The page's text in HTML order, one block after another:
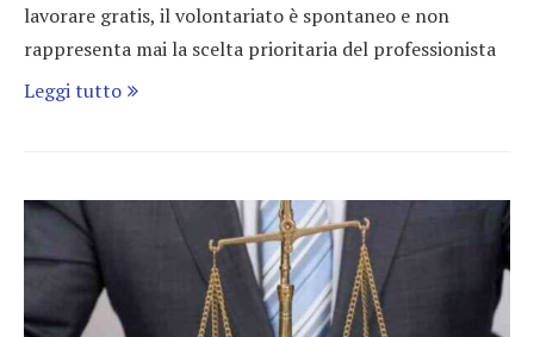
lavorare gratis, il volontariato è spontaneo e non
rappresenta mai la scelta prioritaria del professionista
Leggi tutto